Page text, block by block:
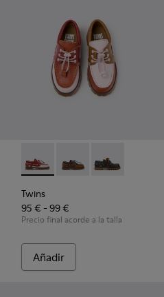
de piel marrón para niños.
- Zapatos náuticos de piel
001
Twins - K800416-008 -
Twins - K800416-
Twins -
Twins
95 € - 99 €
Precio final acorde a la talla
Añadir